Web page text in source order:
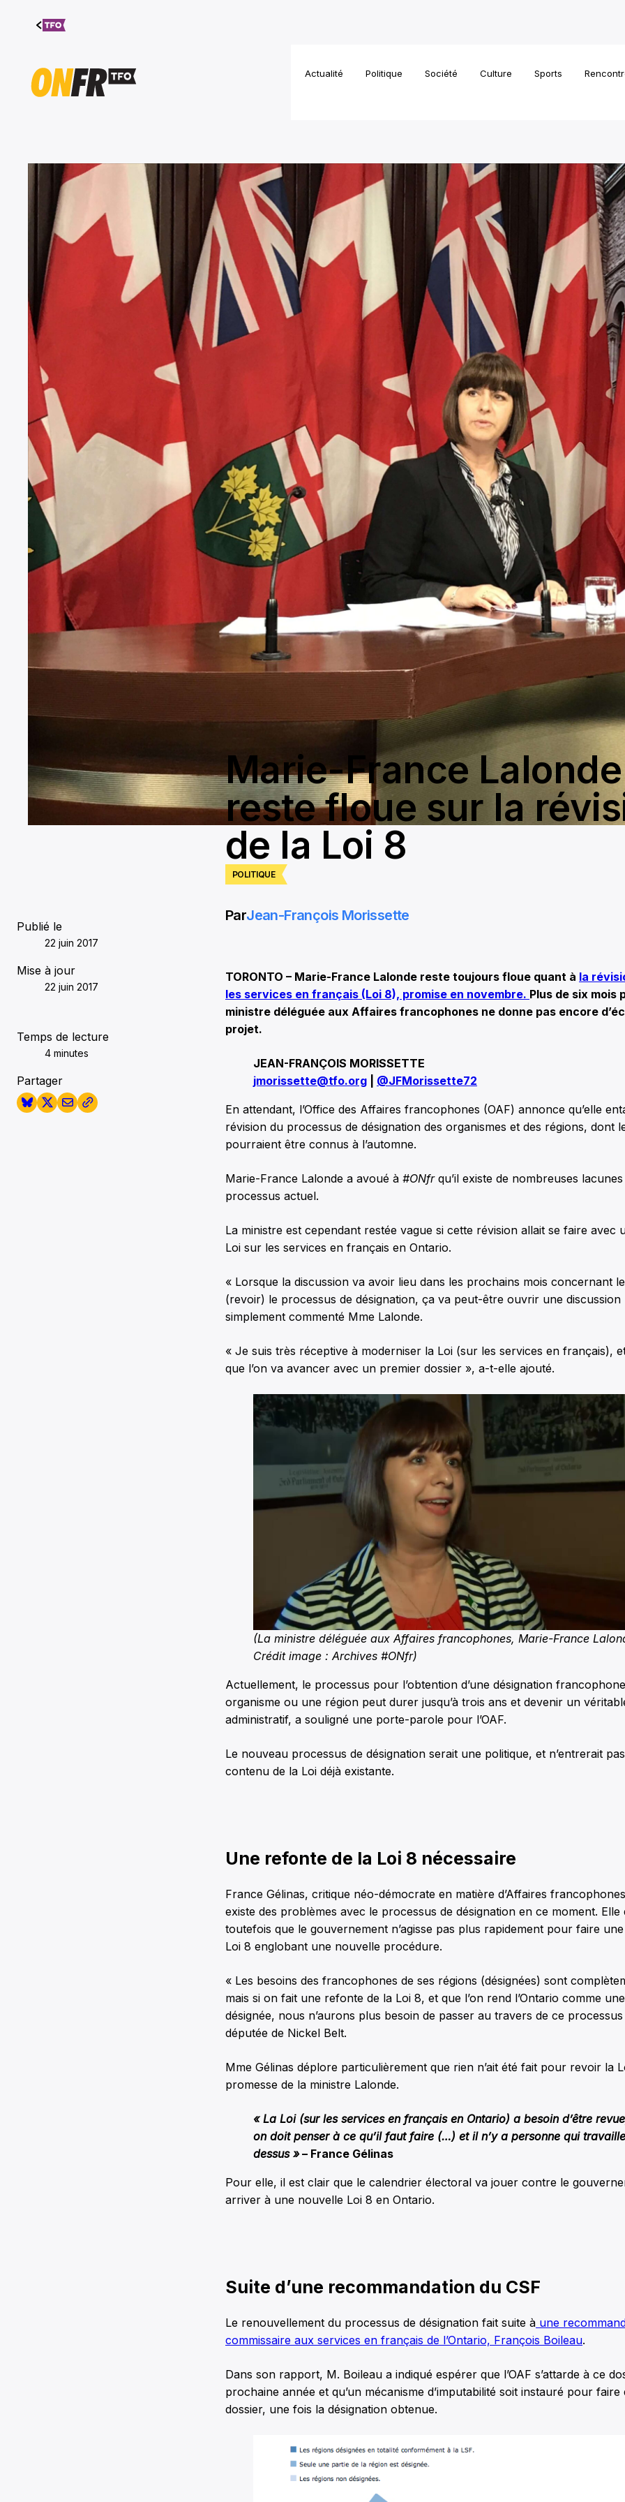
Aller au
contenu
Actualité Politique Société Culture Sports
POLITIQUE
Marie-France Lalonde
reste floue sur la
de la Loi 8
Publié le
22 juin 2017
Mise à jour
22 juin 2017
Temps de lecture
4 minutes
Partager
ParJean-François Morissette
TORONTO – Marie-France Lalonde reste toujours floue quant à la
les services en français (Loi 8), promise en novembre. Plus de six mois
ministre déléguée aux Affaires francophones ne donne pas encore
projet.
JEAN-FRANÇOIS MORISSETTE
jmorissette@tfo.org
@JFMorissette72
En attendant, l’Office des Affaires francophones (OAF) annonce qu’elle
révision du processus de désignation des organismes et des régions, dont
pourraient être connus à l’automne.
Marie-France Lalonde a avoué à #ONfrqu’il existe de nombreuses
processus actuel.
La ministre est cependant restée vague si cette révision allait se faire avec
Loi sur les services en français en Ontario.
« Lorsque la discussion va avoir lieu dans les prochains mois concernant
(revoir) le processus de désignation, ça va peut-être ouvrir une discussion
simplement commenté Mme Lalonde.
« Je suis très réceptive à moderniser la Loi (sur les services en français),
que l’on va avancer avec un premier dossier », a-t-elle ajouté.
(La ministre déléguée aux Affaires francophones, Marie-France
Crédit image : Archives #ONfr)
Actuellement, le processus pour l’obtention d’une désignation
organisme ou une région peut durer jusqu’à trois ans et devenir un
administratif, a souligné une porte-parole pour l’OAF.
Le nouveau processus de désignation serait une politique, et n’entrerait
contenu de la Loi déjà existante.
Une refonte de la Loi 8 nécessaire
France Gélinas, critique néo-démocrate en matière d’Affaires
existe des problèmes avec le processus de désignation en ce moment. Elle
toutefois que le gouvernement n’agisse pas plus rapidement pour faire
Loi 8 englobant une nouvelle procédure.
« Les besoins des francophones de ses régions (désignées) sont
mais si on fait une refonte de la Loi 8, et que l’on rend l’Ontario comme
désignée, nous n’aurons plus besoin de passer au travers de ce
députée de Nickel Belt.
Mme Gélinas déplore particulièrement que rien n’ait été fait pour revoir la
promesse de la ministre Lalonde.
« La Loi (sur les services en français en Ontario) a besoin d’être
on doit penser à ce qu’il faut faire (…) et il n’y a personne qui
dessus »– France Gélinas
Pour elle, il est clair que le calendrier électoral va jouer contre le
arriver à une nouvelle Loi 8 en Ontario.
Suite d’une recommandation du CSF
Le renouvellement du processus de désignation fait suite à une
commissaire aux services en français de l’Ontario, François Boileau.
Dans son rapport, M. Boileau a indiqué espérer que l’OAF s’attarde à ce
prochaine année et qu’un mécanisme d’imputabilité soit instauré pour faire
dossier, une fois la désignation obtenue.